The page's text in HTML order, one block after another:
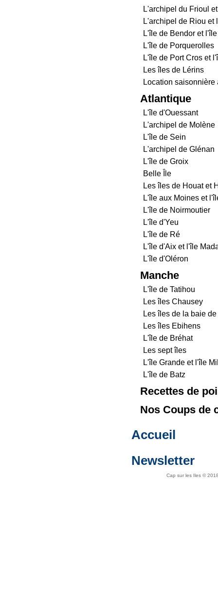
L'archipel du Frioul
L'archipel de Riou et
L'île de Bendor et
L'île de Porquerolles
L'île de Port Cros et
Les îles de Lérins
Location saisonnière
Atlantique
L'île d'Ouessant
L'archipel de Molène
L'île de Sein
L'archipel de Glénan
L'île de Groix
Belle Île
Les îles de Houat et
L'île aux Moines et
L'île de Noirmoutier
L'île d'Yeu
L'île de Ré
L'île d'Aix et l'île
L'île d'Oléron
Manche
L'île de Tatihou
Les îles Chausey
Les îles de la baie
Les îles Ebihens
L'île de Bréhat
Les sept îles
L'île Grande et l'île
L'île de Batz
Recettes de
Nos Coups de
Accueil
Newsletter
Cap sur les Iles ©